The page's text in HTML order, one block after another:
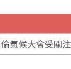
氣候大會受關注